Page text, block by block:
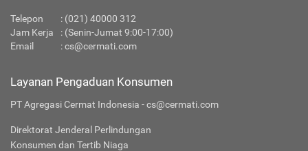
Telepon : (021) 40000 312
Jam Kerja
: (Senin-Jumat 9:00-17:00)
Email
:cs@cermati.com
Layanan Pengaduan Konsumen
PT Agregasi Cermat Indonesia - cs@cermati.com
Direktorat Jenderal Perlindungan
Konsumen dan Tertib Niaga